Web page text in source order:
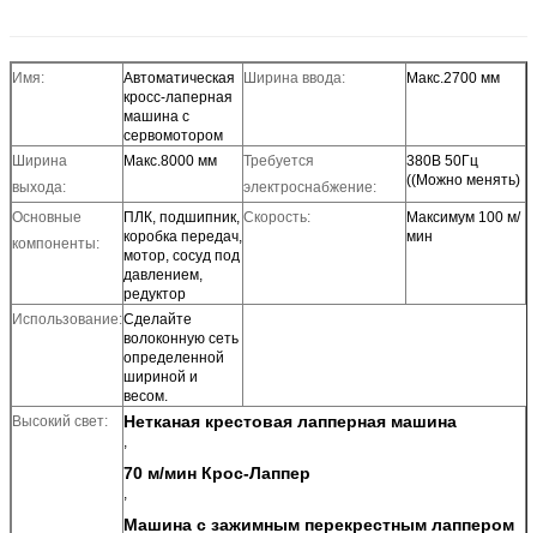
Имя:
Автоматическая
кросс-лаперная
машина с
сервомотором
Ширина ввода: Макс.2700 мм
Ширина
выхода:
Макс.8000 мм
Требуется
электроснабжение:
380В 50Гц
((Можно менять)
Основные
компоненты:
ПЛК, подшипник,
коробка передач,
мотор, сосуд под
давлением,
редуктор
Скорость:
Максимум 100 м/
мин
Использование:Сделайте
волоконную сеть
определенной
шириной и
весом.
Высокий свет:
Нетканая крестовая лапперная машина
,
70 м/мин Крос-Лаппер
,
Машина с зажимным перекрестным лаппером